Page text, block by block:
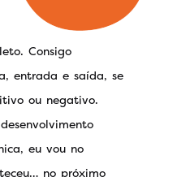
Consigo
entrada e saída, se
ou negativo.
eu vou no
no próximo